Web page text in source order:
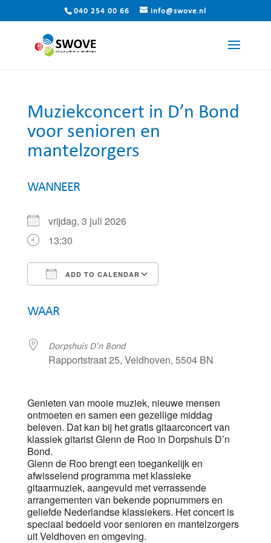
040 254 00 66 info@swove.nl
Muziekconcert in D’n Bond
voor senioren en
mantelzorgers
WANNEER
vrijdag, 3 juli 2026
13:30
ADD TO CALENDAR
WAAR
Dorpshuis D'n Bond
Rapportstraat 25, Veldhoven, 5504 BN
Genieten van mooie muziek, nieuwe mensen
ontmoeten en samen een gezellige middag
beleven. Dat kan bij het gratis gitaarconcert van
klassiek gitarist Glenn de Roo in Dorpshuis D’n
Bond.
Glenn de Roo brengt een toegankelijk en
afwisselend programma met klassieke
gitaarmuziek, aangevuld met verrassende
arrangementen van bekende popnummers en
geliefde Nederlandse klassiekers. Het concert is
speciaal bedoeld voor senioren en mantelzorgers
uit Veldhoven en omgeving.